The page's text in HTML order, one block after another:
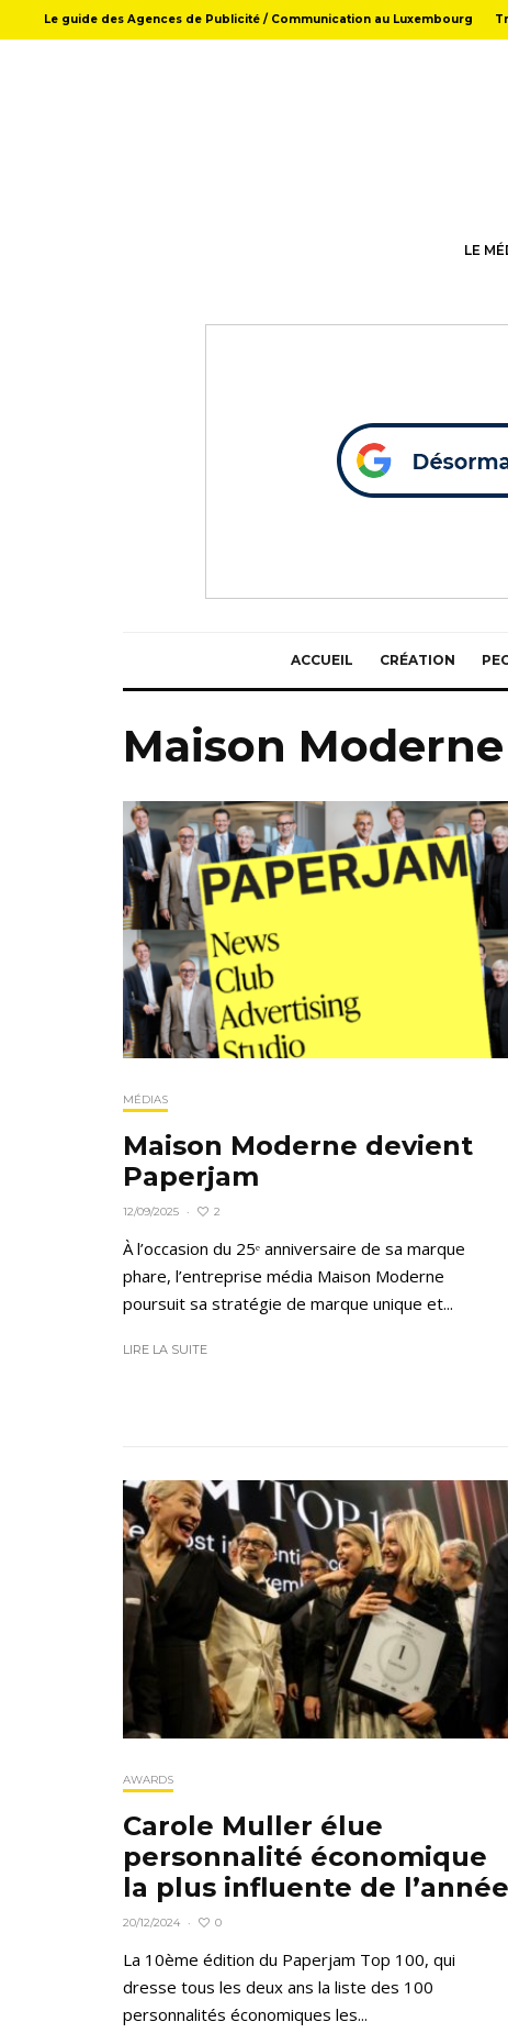
Le guide des Agences de Publicité / Communication au Luxembourg
LE
ACCUEIL CRÉATION
Maison Moderne
MÉDIAS
Maison Moderne devient
Paperjam
12/09/2025 · 2
À l’occasion du 25ᵉ anniversaire de sa marque
phare, l’entreprise média Maison Moderne
poursuit sa stratégie de marque unique et...
LIRE LA SUITE
AWARDS
Carole Muller élue
personnalité économique
la plus influente de l’année
20/12/2024 · 0
La 10ème édition du Paperjam Top 100, qui
dresse tous les deux ans la liste des 100
personnalités économiques les...